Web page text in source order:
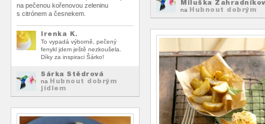
na pečenou kořenovou zeleninu
s citrónem a česnekem.
Irenka K.
To vypadá výborně, pečený
fenykl jdem ještě nezkoušela.
Díky za inspiraci Šárko!
Šárka Štědrová
na Hubnout dobrým
jídlem
Miluška
na Hubnout dobrým
jídlem